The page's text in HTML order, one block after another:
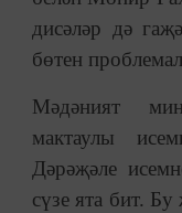
дисәләр дә
бөтен
Мәдәният
мактаулы
Дәрәҗәле
сүзе ята бит.